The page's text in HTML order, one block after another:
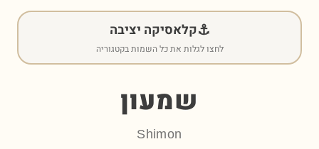
⚓קלאסיקה יציבה
לחצו לגלות את כל השמות בקטגוריה
שמעון
Shimon